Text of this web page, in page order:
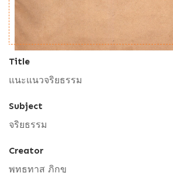
Title
แนะแนวจริยธรรม
Subject
จริยธรรม
Creator
พุทธทาส ภิกขุ